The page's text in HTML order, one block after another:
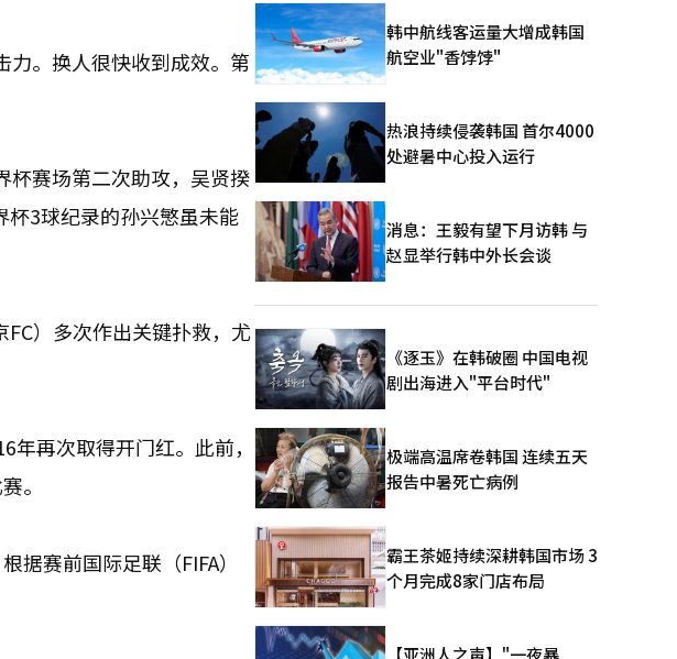
力。换人很快收到成效。第
杯赛场第二次助攻，吴贤揆
杯3球纪录的孙兴慜虽未能
）多次作出关键扑救，尤
再次取得开门红。此前，
。
赛前国际足联（FIFA）
韩中航线客运量大增成韩国
航空业"香饽饽"
热浪持续侵袭韩国 首尔4000
处避暑中心投入运行
消息：王毅有望下月访韩 与
赵显举行韩中外长会谈
《逐玉》在韩破圈 中国电视
剧出海进入"平台时代"
极端高温席卷韩国 连续五天
报告中暑死亡病例
霸王茶姬持续深耕韩国市场 3
个月完成8家门店布局
【亚洲人之声】"一夜暴